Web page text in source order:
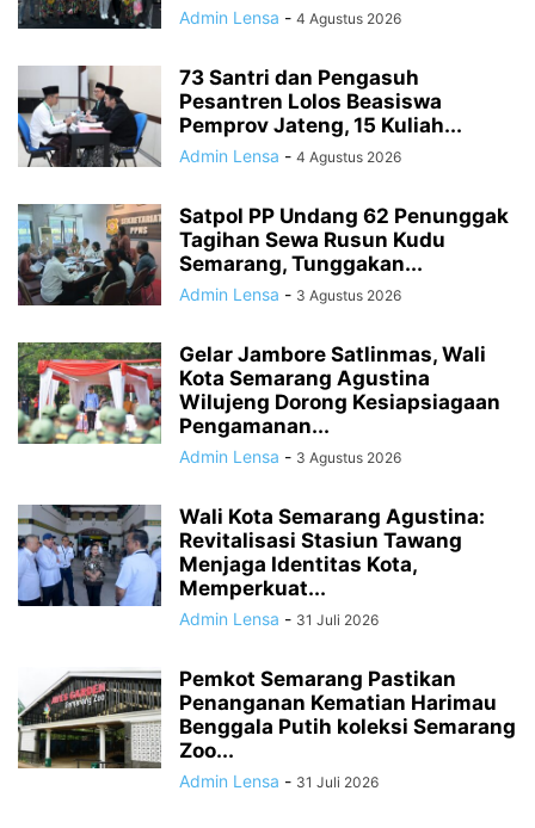
Admin Lensa - 4 Agustus 2026
73 Santri dan Pengasuh
Pesantren Lolos Beasiswa
Pemprov Jateng, 15 Kuliah...
Admin Lensa - 4 Agustus 2026
Satpol PP Undang 62 Penunggak
Tagihan Sewa Rusun Kudu
Semarang, Tunggakan...
Admin Lensa - 3 Agustus 2026
Gelar Jambore Satlinmas, Wali
Kota Semarang Agustina
Wilujeng Dorong Kesiapsiagaan
Pengamanan...
Admin Lensa - 3 Agustus 2026
Wali Kota Semarang Agustina:
Revitalisasi Stasiun Tawang
Menjaga Identitas Kota,
Memperkuat...
Admin Lensa - 31 Juli 2026
Pemkot Semarang Pastikan
Penanganan Kematian Harimau
Benggala Putih koleksi Semarang
Zoo...
Admin Lensa - 31 Juli 2026